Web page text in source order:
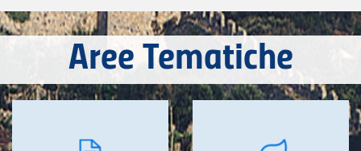
Aree Tematiche